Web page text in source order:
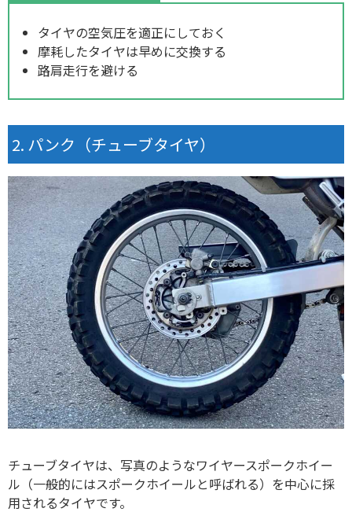
タイヤの空気圧を適正にしておく
摩耗したタイヤは早めに交換する
路肩走行を避ける
パンク（チューブタイヤ）
チューブタイヤは、写真のようなワイヤースポークホイー
ル（一般的にはスポークホイールと呼ばれる）を中心に採
用されるタイヤです。